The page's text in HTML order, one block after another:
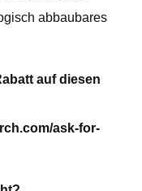
abbaubares
auf diesen
ask-for-